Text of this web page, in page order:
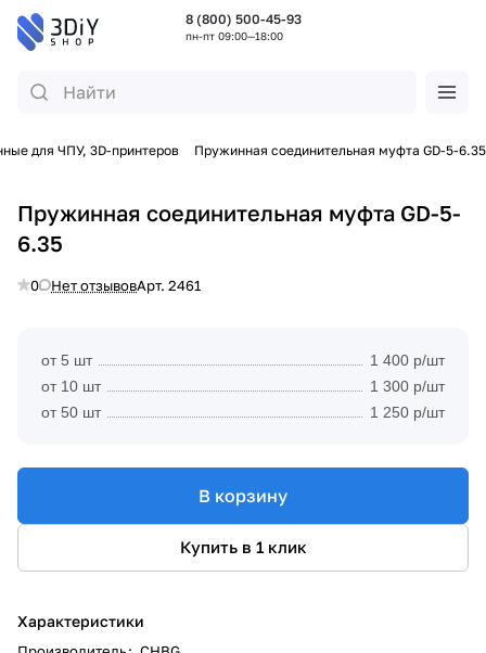
8 (800) 500-45-93
пн-пт 09:00—18:00
для ЧПУ, 3D-принтеров Пружинная соединительная муфта GD-5-6.35
Пружинная соединительная муфта GD-5-
6.35
0 Нет отзывовАрт. 2461
от 5 шт
1 400 р/шт
от 10 шт
1 300 р/шт
от 50 шт
1 250 р/шт
В корзину
Купить в 1 клик
Характеристики